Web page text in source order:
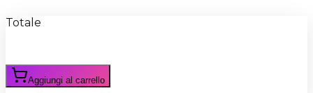
Totale
Aggiungi al carrello